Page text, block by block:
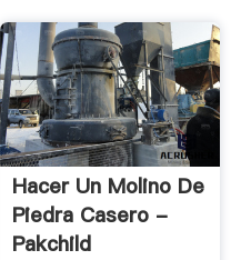
Hacer Un Molino De
Piedra Casero -
Pakchild